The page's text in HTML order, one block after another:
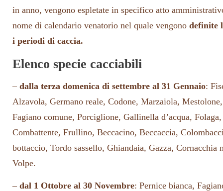
in anno, vengono espletate in specifico atto
nome di calendario venatorio nel quale vengono definite
i periodi di caccia.
Elenco specie cacciabili
– dalla terza domenica di settembre al 31 Gennaio:
Alzavola, Germano reale, Codone, Marzaiola,
Fagiano comune, Porciglione, Gallinella d’acqua,
Combattente, Frullino, Beccacino, Beccaccia,
bottaccio, Tordo sassello, Ghiandaia, Gazza, Cornacchia
Volpe.
– dal 1 Ottobre al 30 Novembre: Pernice bianca,